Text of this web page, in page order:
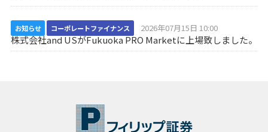
お知らせ コーポレートファイナンス 2026年07月15日 10:00
株式会社and USがFukuoka PRO Marketに上場致しました。